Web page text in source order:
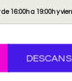
16:00h a 19:00h y